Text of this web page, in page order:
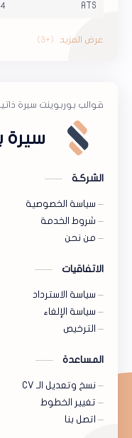
ATS
Google Slides
سيرة
الشركـة
سياسة الخصوصية
شروط الخدمة
من نحن
الاتفاقيات
سياسة الاسترداد
سياسة الإلغاء
الترخيص
المساعدة
نسخ وتعديل الـ CV
تغيير الخطوط
اتصل بنا